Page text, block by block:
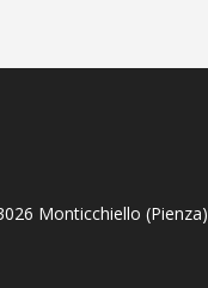
Monticchiello (Pienza)